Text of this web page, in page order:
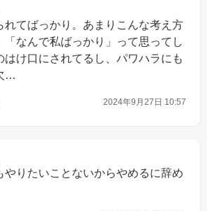
れてばっかり。あまりこんな考え方
「なんで私ばっかり」って思ってし
はけ口にされてるし、パワハラにも
…
2024年9月27日 10:57
やりたいことないからやめるに辞め